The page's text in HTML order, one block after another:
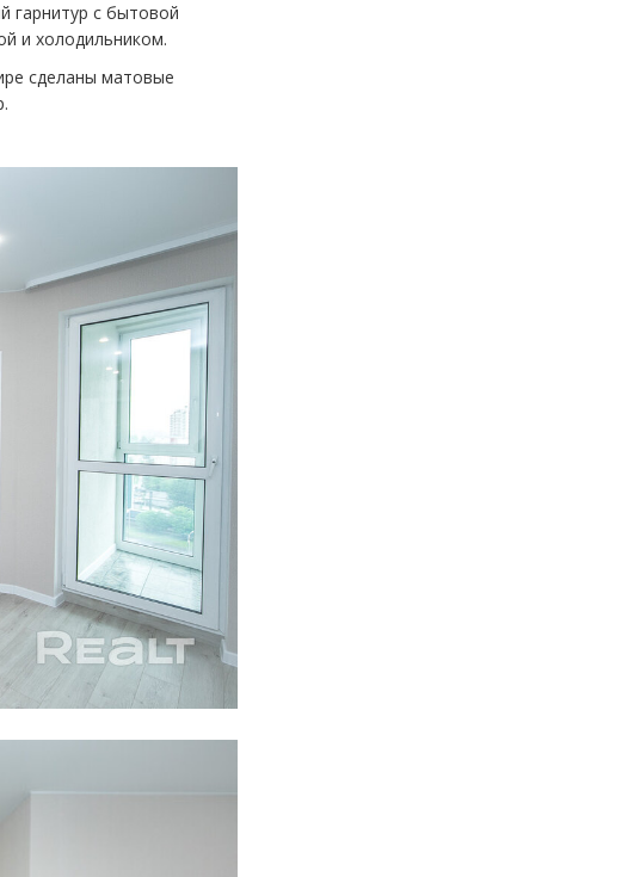
гарнитур с бытовой
и холодильником.
сделаны матовые